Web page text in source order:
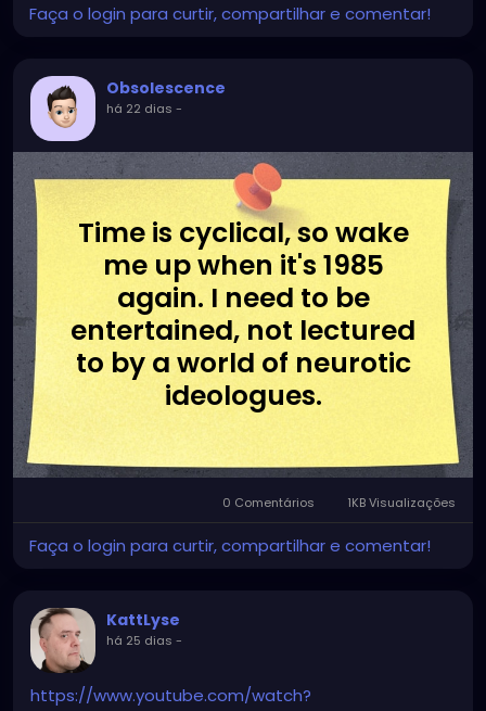
Faça o login para curtir, compartilhar e comentar!
Obsolescence
há 22 dias -
Time is cyclical, so wake
me up when it's 1985
again. I need to be
entertained, not lectured
to by a world of neurotic
ideologues.
0 Comentários 1KB Visualizações
Faça o login para curtir, compartilhar e comentar!
KattLyse
há 25 dias -
https://www.youtube.com/watch?